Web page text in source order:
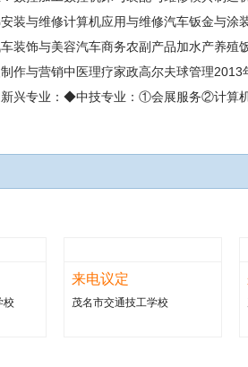
装与维修计算机应用与维修汽车钣金与涂
装饰与美容汽车商务农副产品加水产养殖
作与营销中医理疗家政高尔夫球管理
新兴专业：◆中技专业：①会展服务②计算
校
来电议定
茂名市交通技工学校